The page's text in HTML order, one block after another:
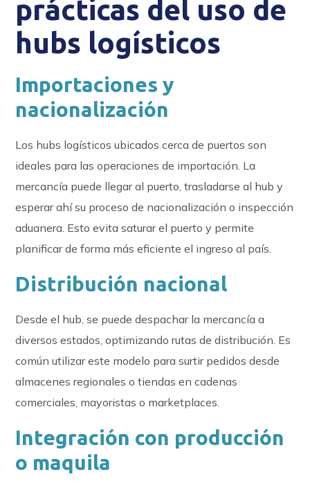
prácticas del uso de
hubs logísticos
Importaciones y
nacionalización
Los hubs logísticos ubicados cerca de puertos son
ideales para las operaciones de importación. La
mercancía puede llegar al puerto, trasladarse al hub y
esperar ahí su proceso de nacionalización o inspección
aduanera. Esto evita saturar el puerto y permite
planificar de forma más eficiente el ingreso al país.
Distribución nacional
Desde el hub, se puede despachar la mercancía a
diversos estados, optimizando rutas de distribución. Es
común utilizar este modelo para surtir pedidos desde
almacenes regionales o tiendas en cadenas
comerciales, mayoristas o marketplaces.
Integración con producción
o maquila